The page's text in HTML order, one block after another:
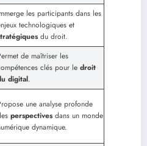
les participants dans les
technologiques et
du droit.
de maîtriser les
clés pour le droit
digital.
une analyse profonde
perspectivesdans un monde
dynamique.